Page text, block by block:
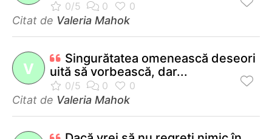
Citat de Valeria Mahok
V
Singurătatea omenească deseori
uită să vorbească, dar...
Citat de Valeria Mahok